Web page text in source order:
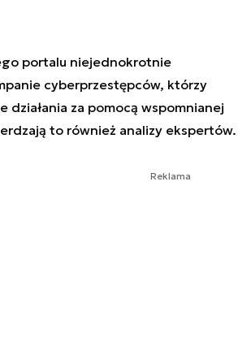
portalu niejednokrotnie
cyberprzestępców, którzy
działania za pomocą wspomnianej
to również analizy ekspertów.
Reklama